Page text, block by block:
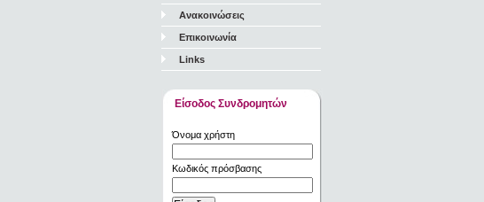
Ανακοινώσεις
Επικοινωνία
Links
Είσοδος Συνδρομητών
Όνομα χρήστη
Κωδικός πρόσβασης